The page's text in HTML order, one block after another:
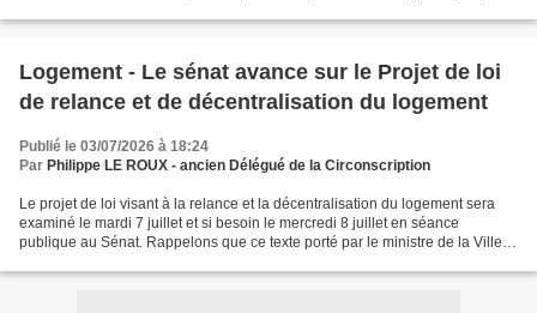
Logement - Le sénat avance sur le Projet de loi
de relance et de décentralisation du logement
Publié le 03/07/2026 à 18:24
Par Philippe LE ROUX - ancien Délégué de la Circonscription
Le projet de loi visant à la relance et la décentralisation du logement sera
examiné le mardi 7 juillet et si besoin le mercredi 8 juillet en séance
publique au Sénat. Rappelons que ce texte porté par le ministre de la Ville et